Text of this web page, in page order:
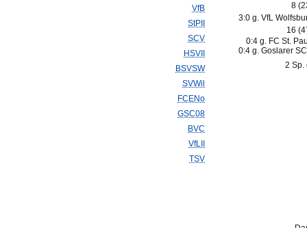
VfB
StPII
SCV
HSVII
BSVSW
SVWil
FCENo
GSC08
BVC
VfLII
TSV
8
3:0 g. VfL
16
0:4 g. FC St.
0:4 g. Goslarer
2 Sp.